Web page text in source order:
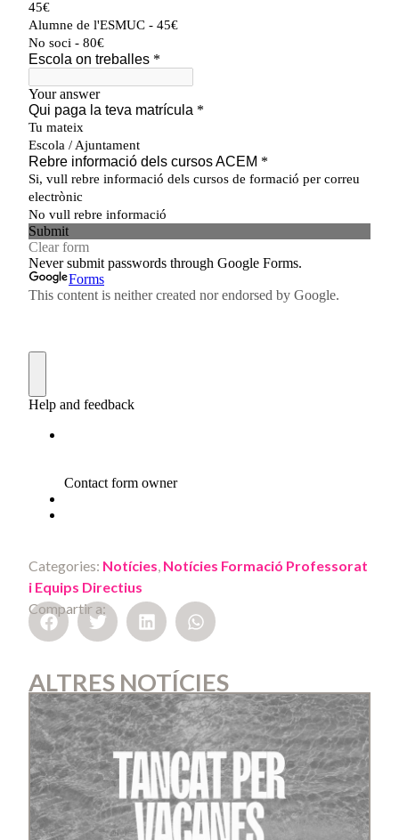
Categories: Notícies, Notícies Formació Professorat
i Equips Directius
Compartir a:
ALTRES NOTÍCIES